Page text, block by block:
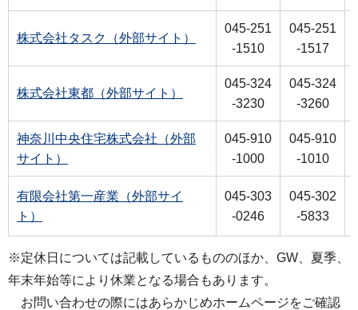
株式会社タスク（外部サイト）
045-251
-1510
045-251
-1517
株式会社東都（外部サイト）
045-324
-3230
045-324
-3260
神奈川中央住宅株式会社（外部
サイト）
045-910
-1000
045-910
-1010
有限会社第一産業（外部サイ
ト）
045-303
-0246
045-302
-5833
※定休日については記載しているもののほか、GW、夏季、
年末年始等により休業となる場合もあります。
お問い合わせの際にはあらかじめホームページをご確認